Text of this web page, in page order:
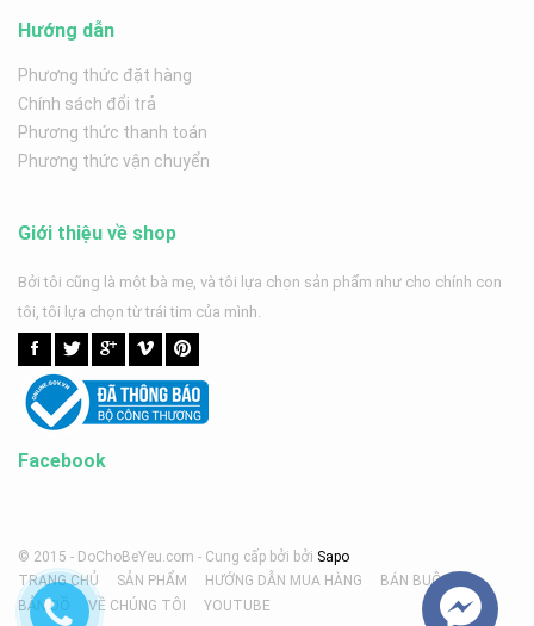
Hướng dẫn
Phương thức đặt hàng
Chính sách đổi trả
Phương thức thanh toán
Phương thức vận chuyển
Giới thiệu về shop
Bởi tôi cũng là một bà mẹ, và tôi lựa chọn sản phẩm như cho chính con
tôi, tôi lựa chọn từ trái tim của mình.
Facebook
© 2015 - DoChoBeYeu.com - Cung cấp bởi bởi Sapo
TRANG CHỦ
SẢN PHẨM HƯỚNG DẪN MUA HÀNG
BÁN BUÔN
BẢN ĐỒ
VỀ CHÚNG TÔI YOUTUBE